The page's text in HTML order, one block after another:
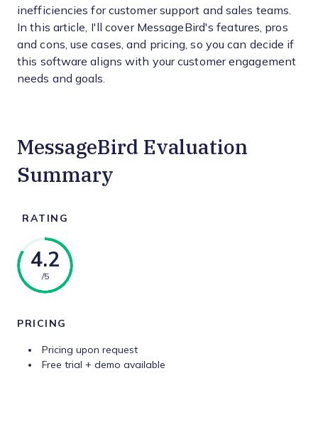
inefficiencies for customer support and sales teams.
In this article, I'll cover MessageBird's features, pros
and cons, use cases, and pricing, so you can decide if
this software aligns with your customer engagement
needs and goals.
MessageBird Evaluation
Summary
RATING
4.2
/5
PRICING
Pricing upon request
Free trial + demo available